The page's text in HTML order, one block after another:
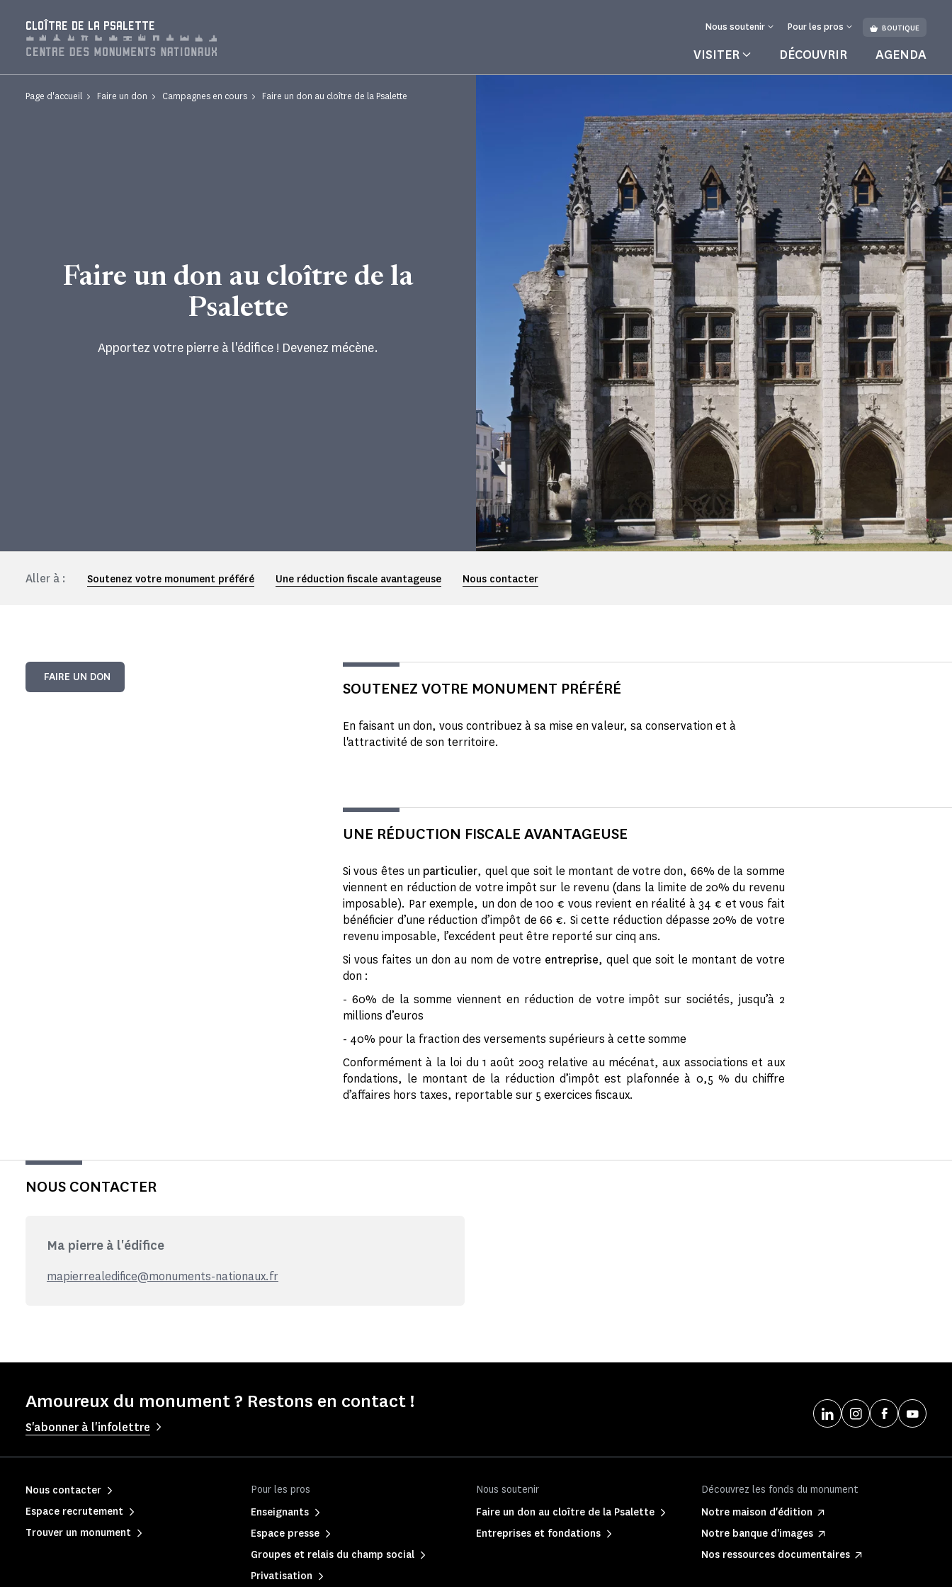
CLOÎTRE DE LA PSALETTE Nous soutenir Pour les pros BOUTIQUE
VISITER DÉCOUVRIR AGENDA
Page d'accueil Faire un don Campagnes en cours Faire un don au cloître de la Psalette
Faire un don au cloître de la
Psalette
Apportez votre pierre à l'édifice ! Devenez mécène.
Aller à : Soutenez votre monument préféré Une réduction fiscale avantageuse Nous contacter
FAIRE UN DON
SOUTENEZ VOTRE MONUMENT PRÉFÉRÉ
En faisant un don, vous contribuez à sa mise en valeur, sa conservation et à
l'attractivité de son territoire.
UNE RÉDUCTION FISCALE AVANTAGEUSE
Si vous êtes un particulier, quel que soit le montant de votre don, 66% de la somme
viennent en réduction de votre impôt sur le revenu (dans la limite de 20% du revenu
imposable). Par exemple, un don de 100 € vous revient en réalité à 34 € et vous fait
bénéficier d’une réduction d’impôt de 66 €. Si cette réduction dépasse 20% de votre
revenu imposable, l’excédent peut être reporté sur cinq ans.
Si vous faites un don au nom de votre entreprise, quel que soit le montant de votre
don :
- 60% de la somme viennent en réduction de votre impôt sur sociétés, jusqu’à 2
millions d’euros
- 40% pour la fraction des versements supérieurs à cette somme
Conformément à la loi du 1 août 2003 relative au mécénat, aux associations et aux
fondations, le montant de la réduction d’impôt est plafonnée à 0,5 % du chiffre
d’affaires hors taxes, reportable sur 5 exercices fiscaux.
NOUS CONTACTER
Ma pierre à l'édifice
mapierrealedifice@monuments-nationaux.fr
Amoureux du monument ? Restons en contact !
S'abonner à l'infolettre
Pour les pros
Enseignants
Espace presse
Groupes et relais du champ social
Privatisation
Nous soutenir
Faire un don au cloître de la Psalette
Entreprises et fondations
Découvrez les fonds du monument
Notre maison d'édition
Notre banque d'images
Nos ressources documentaires
Nous contacter
Espace recrutement
Trouver un monument